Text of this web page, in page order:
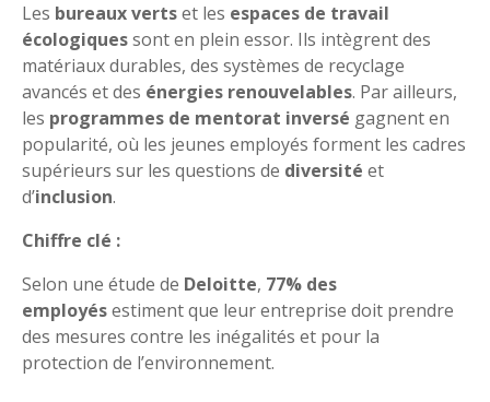
Les bureaux vertset les espaces de travail
écologiquessont en plein essor. Ils intègrent des
matériaux durables, des systèmes de recyclage
avancés et des énergies renouvelables. Par ailleurs,
les programmes de mentorat inversé gagnent en
popularité, où les jeunes employés forment les cadres
supérieurs sur les questions de diversité et
d’inclusion.
Chiffre clé :
Selon une étude de Deloitte, 77% des
employésestiment que leur entreprise doit prendre
des mesures contre les inégalités et pour la
protection de l’environnement.